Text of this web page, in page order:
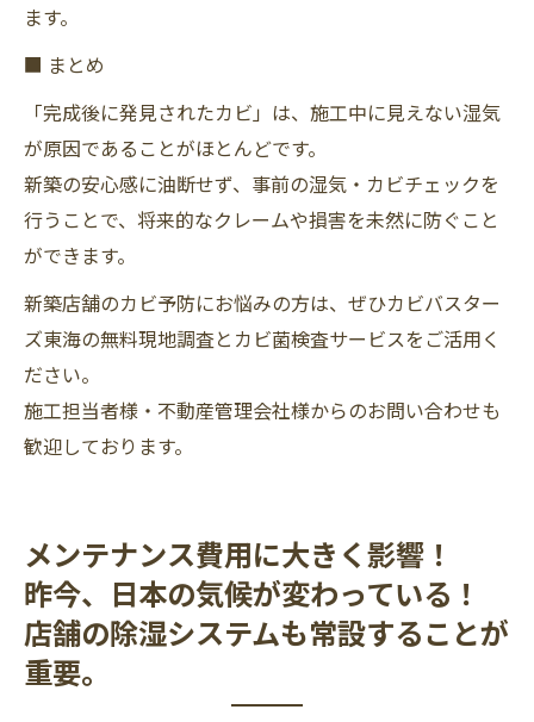
ます。
■ まとめ
「完成後に発見されたカビ」は、施工中に見えない湿気
が原因であることがほとんどです。
新築の安心感に油断せず、事前の湿気・カビチェックを
行うことで、将来的なクレームや損害を未然に防ぐこと
ができます。
新築店舗のカビ予防にお悩みの方は、ぜひカビバスター
ズ東海の無料現地調査とカビ菌検査サービスをご活用く
ださい。
施工担当者様・不動産管理会社様からのお問い合わせも
歓迎しております。
メンテナンス費用に大きく影響！
昨今、日本の気候が変わっている！
店舗の除湿システムも常設することが
重要。